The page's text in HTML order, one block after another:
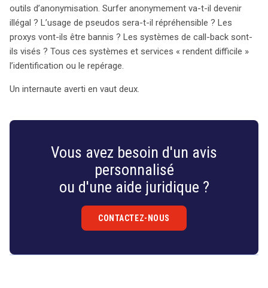
outils d’anonymisation. Surfer anonymement va-t-il devenir
illégal ? L’usage de pseudos sera-t-il répréhensible ? Les
proxys vont-ils être bannis ? Les systèmes de call-back sont-
ils visés ? Tous ces systèmes et services « rendent difficile »
l’identification ou le repérage.
Un internaute averti en vaut deux.
Vous avez besoin d'un avis
personnalisé
ou d'une aide juridique ?
CONTACTEZ-NOUS